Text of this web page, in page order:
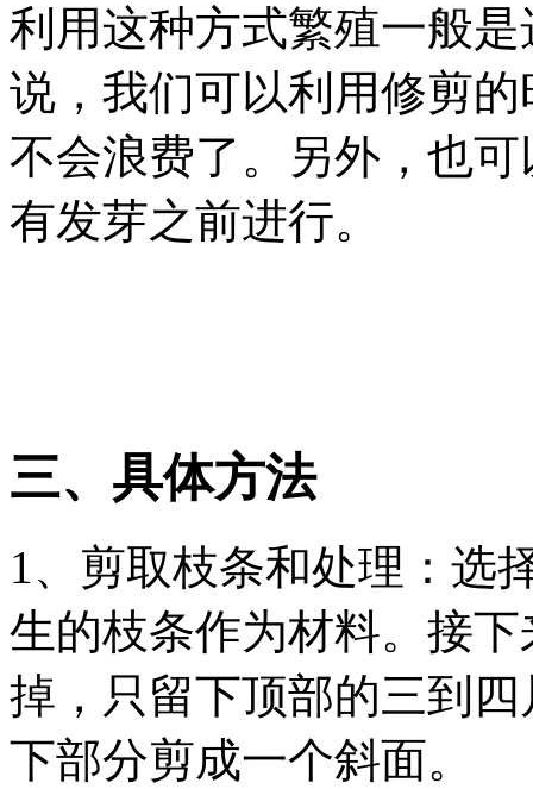
利用这种方式繁殖一般
说，我们可以利用修剪
不会浪费了。另外，也
有发芽之前进行。
三、具体方法
1、剪取枝条和处理：选
生的枝条作为材料。接
掉，只留下顶部的三到
下部分剪成一个斜面。